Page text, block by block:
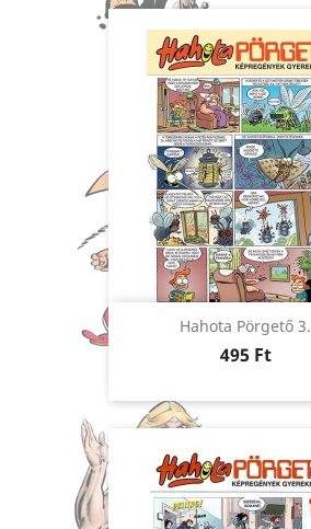
Hahota Pörgető 3.
Ár
495 Ft